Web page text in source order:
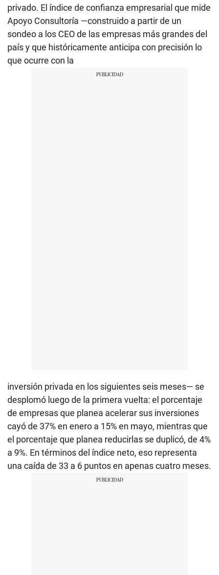
privado. El índice de confianza empresarial que mide
Apoyo Consultoría —construido a partir de un
sondeo a los CEO de las empresas más grandes del
país y que históricamente anticipa con precisión lo
que ocurre con la
inversión privada en los siguientes seis meses— se
desplomó luego de la primera vuelta: el porcentaje
de empresas que planea acelerar sus inversiones
cayó de 37% en enero a 15% en mayo, mientras que
el porcentaje que planea reducirlas se duplicó, de 4%
a 9%. En términos del índice neto, eso representa
una caída de 33 a 6 puntos en apenas cuatro meses.